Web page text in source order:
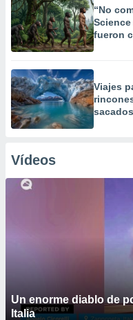
“No
fueron
Viajes
Vídeos
Un enorme diablo de
Italia